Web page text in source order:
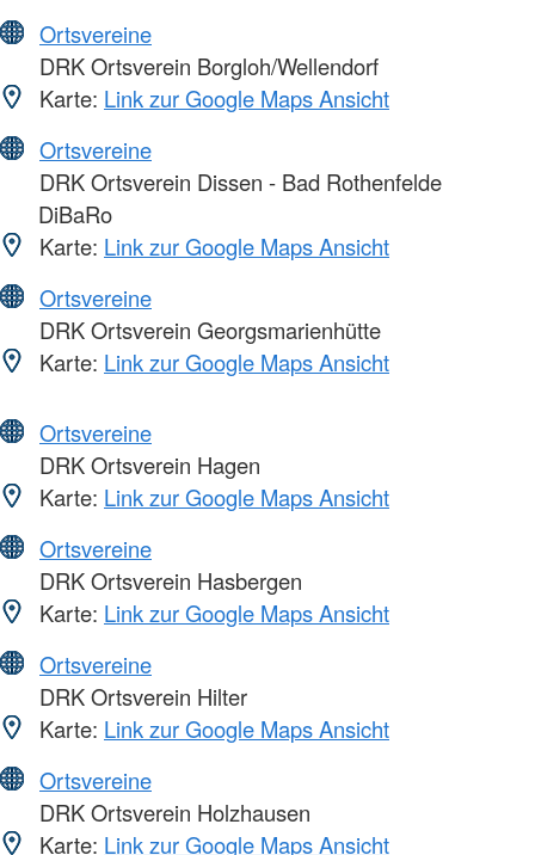
Ortsvereine
DRK Ortsverein Borgloh/Wellendorf
Karte: Link zur Google Maps Ansicht
Ortsvereine
DRK Ortsverein Dissen - Bad Rothenfelde
DiBaRo
Karte: Link zur Google Maps Ansicht
Ortsvereine
DRK Ortsverein Georgsmarienhütte
Karte: Link zur Google Maps Ansicht
Ortsvereine
DRK Ortsverein Hagen
Karte: Link zur Google Maps Ansicht
Ortsvereine
DRK Ortsverein Hasbergen
Karte: Link zur Google Maps Ansicht
Ortsvereine
DRK Ortsverein Hilter
Karte: Link zur Google Maps Ansicht
Ortsvereine
DRK Ortsverein Holzhausen
Karte: Link zur Google Maps Ansicht